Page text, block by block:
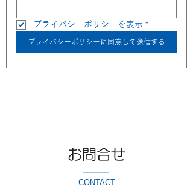
プライバシーポリシーを表示 *
プライバシーポリシーに同意して送信する
お問合せ
CONTACT